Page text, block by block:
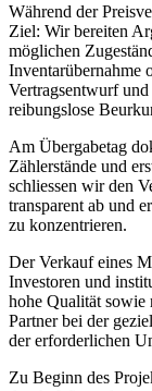
Während der
Ziel: Wir bereiten
möglichen
Inventarübernahme
Vertragsentwurf
reibungslose
Am Übergabetag
Zählerstände und
schliessen wir den
transparent ab und
zu konzentrieren.
Der Verkauf eines
Investoren und
hohe Qualität sowie
Partner bei der
der erforderlichen
Zu Beginn des